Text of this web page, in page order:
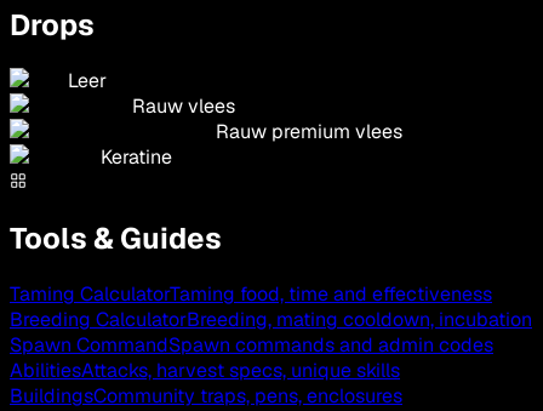
Drops
Leer
Rauw vlees
Rauw premium vlees
Keratine
Tools & Guides
Taming CalculatorTaming food, time and effectiveness
Breeding CalculatorBreeding, mating cooldown, incubation
Spawn CommandSpawn commands and admin codes
AbilitiesAttacks, harvest specs, unique skills
BuildingsCommunity traps, pens, enclosures